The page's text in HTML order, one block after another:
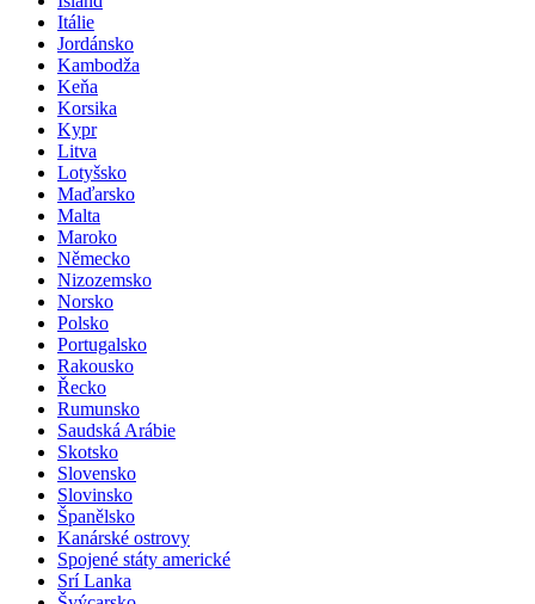
Itálie
Jordánsko
Kambodža
Keňa
Korsika
Kypr
Litva
Lotyšsko
Maďarsko
Malta
Maroko
Německo
Nizozemsko
Norsko
Polsko
Portugalsko
Rakousko
Řecko
Rumunsko
Saudská Arábie
Skotsko
Slovensko
Slovinsko
Španělsko
Kanárské ostrovy
Spojené státy americké
Srí Lanka